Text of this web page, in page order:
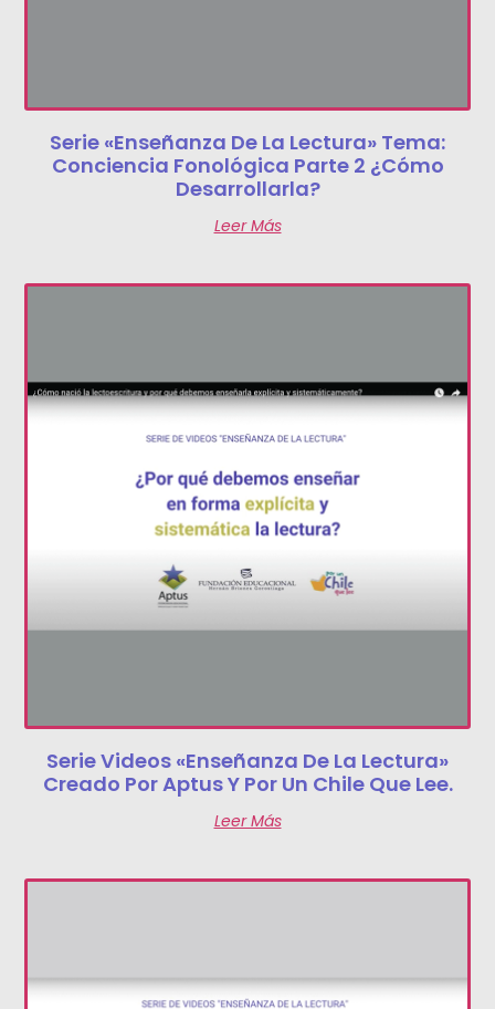
Serie «Enseñanza De La Lectura» Tema:
Conciencia Fonológica Parte 2 ¿Cómo
Desarrollarla?
Leer Más
Serie Videos «Enseñanza De La Lectura»
Creado Por Aptus Y Por Un Chile Que Lee.
Leer Más